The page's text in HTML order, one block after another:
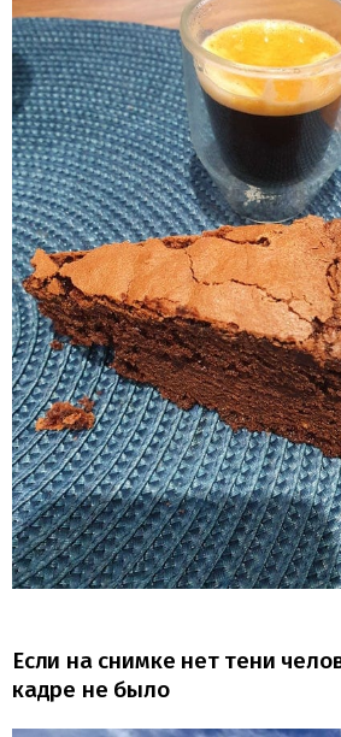
Если на снимке нет тени
кадре не было